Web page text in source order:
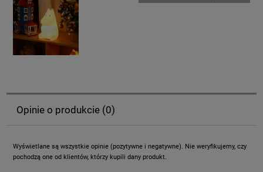
Opinie o produkcie (0)
Wyświetlane są wszystkie opinie (pozytywne i negatywne). Nie weryfikujemy, czy
pochodzą one od klientów, którzy kupili dany produkt.